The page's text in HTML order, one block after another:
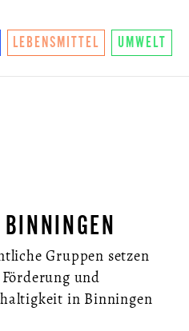
LEBENSMITTEL UMWELT
Gruppen setzen
und
in Binningen